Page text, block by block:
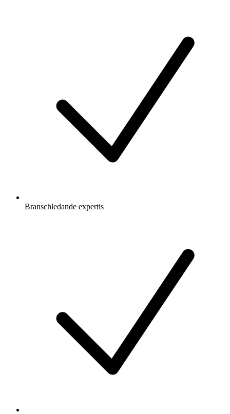
Branschledande expertis